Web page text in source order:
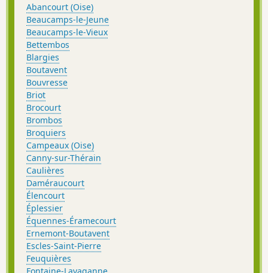
Abancourt (Oise)
Beaucamps-le-Jeune
Beaucamps-le-Vieux
Bettembos
Blargies
Boutavent
Bouvresse
Briot
Brocourt
Brombos
Broquiers
Campeaux (Oise)
Canny-sur-Thérain
Caulières
Daméraucourt
Élencourt
Éplessier
Équennes-Éramecourt
Ernemont-Boutavent
Escles-Saint-Pierre
Feuquières
Fontaine-Lavaganne